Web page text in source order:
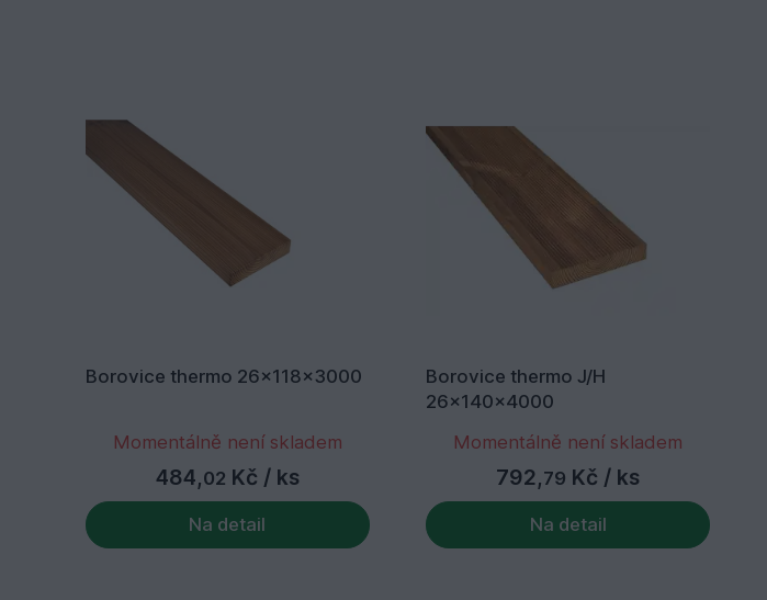
Borovice thermo 26x118x3000
Momentálně není skladem
484,02 Kč / ks
Na detail
Borovice thermo J/H
26x140x4000
Momentálně není skladem
792,79 Kč / ks
Na detail